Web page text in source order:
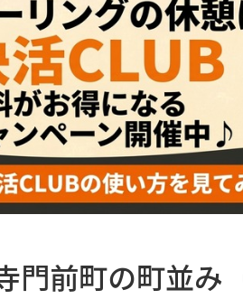
門前町の町並み